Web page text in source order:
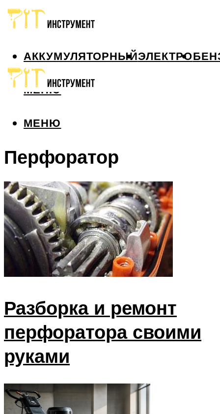
АККУМУЛЯТОРНЫЙЭЛЕКТРО
МЕНЮ
МЕНЮ
Перфоратор
Разборка и ремонт
перфоратора своими
руками